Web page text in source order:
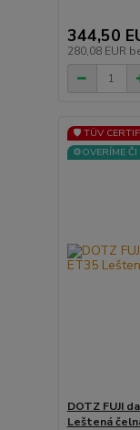
344,50
280,08 EUR
🛡️ TÜV
⚙️OVERÍME ČI
DOTZ FUJI
Leštená